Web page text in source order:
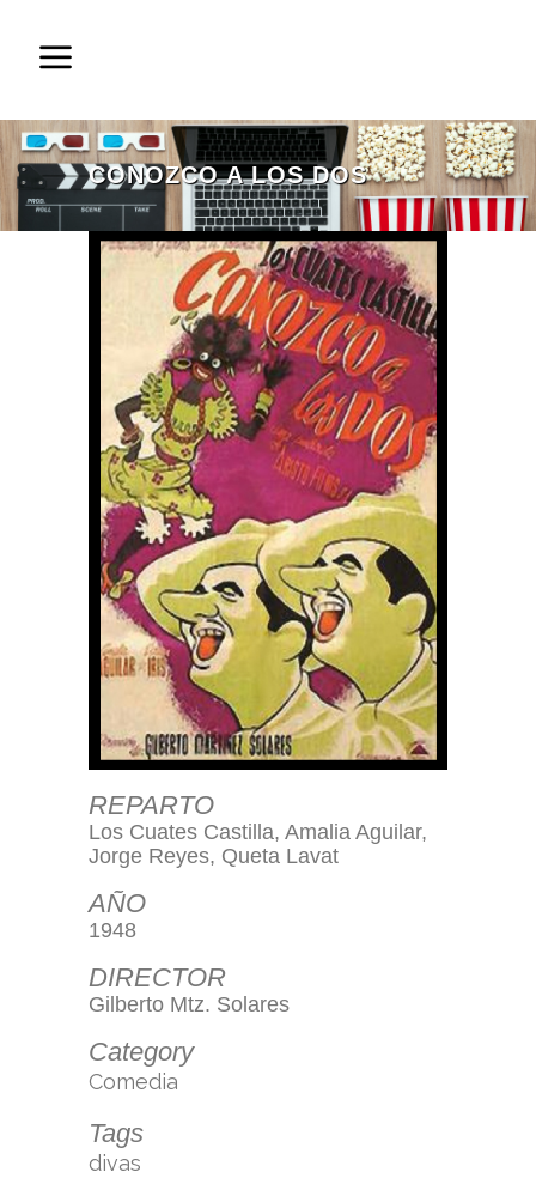
CONOZCO A LOS DOS
REPARTO
Los Cuates Castilla, Amalia Aguilar,
Jorge Reyes, Queta Lavat
AÑO
1948
DIRECTOR
Gilberto Mtz. Solares
Category
Comedia
Tags
divas